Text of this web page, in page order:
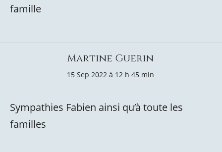
famille
Martine Guerin
15 Sep 2022 à 12 h 45 min
Sympathies Fabien ainsi qu’à toute les
familles